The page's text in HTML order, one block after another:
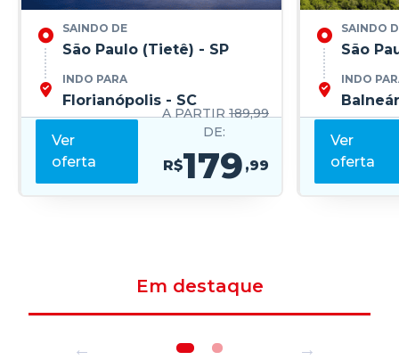
SAINDO DE
São Paulo (Tietê) - SP
INDO PARA
Florianópolis - SC
Ver
oferta
A PARTIR
DE:
189,99
R$179 ,99
SAINDO
São
INDO
Ver
oferta
Em destaque